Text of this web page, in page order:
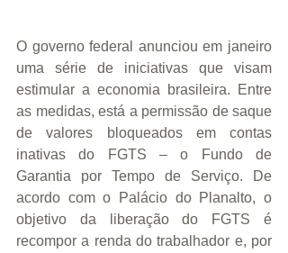
O governo federal anunciou em janeiro
uma série de iniciativas que visam
estimular a economia brasileira. Entre
as medidas, está a permissão de saque
de valores bloqueados em contas
inativas do FGTS – o Fundo de
Garantia por Tempo de Serviço. De
acordo com o Palácio do Planalto, o
objetivo da liberação do FGTS é
recompor a renda do trabalhador e, por